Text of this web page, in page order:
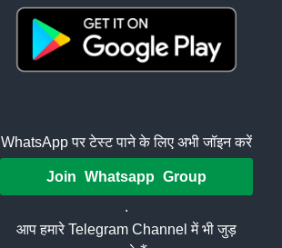
WhatsApp पर टेस्ट पाने के लिए अभी जॉइन करें
Join Whatsapp Group
.
आप हमारे Telegram Channel में भी जुड़